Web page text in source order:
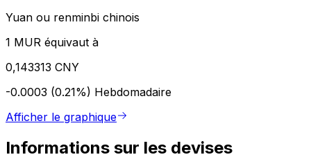
Yuan ou renminbi chinois
1 MUR équivaut à
0,143313 CNY
-0.0003 (0.21%) Hebdomadaire
Afficher le graphique
Informations sur les devises